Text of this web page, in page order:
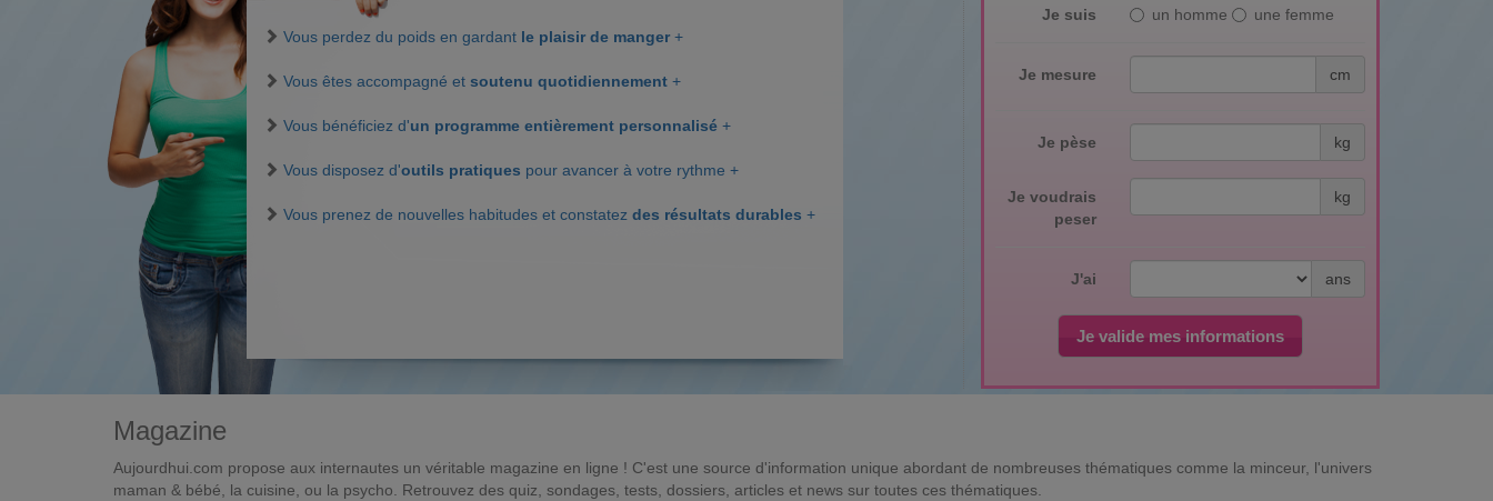
Je suis un homme une femme
Je mesure cm
Je pèse kg
Je voudrais
peser
kg
J'ai ans
Je valide mes informations
Vous perdez du poids en gardant le plaisir de manger +
Vous êtes accompagné et soutenu quotidiennement +
Vous bénéficiez d'un programme entièrement personnalisé +
Vous disposez d'outils pratiques pour avancer à votre rythme +
Vous prenez de nouvelles habitudes et constatez des résultats durables +
Magazine
Aujourdhui.com propose aux internautes un véritable magazine en ligne ! C'est une source d'information unique abordant de nombreuses thématiques comme la minceur, l'univers
maman & bébé, la cuisine, ou la psycho. Retrouvez des quiz, sondages, tests, dossiers, articles et news sur toutes ces thématiques.